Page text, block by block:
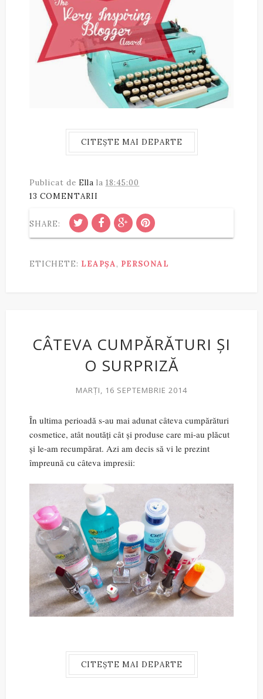
CITEȘTE MAI DEPARTE
Publicat de Ella la 18:45:00
13 COMENTARII
SHARE:
ETICHETE: LEAPȘA, PERSONAL
CÂTEVA CUMPĂRĂTURI ȘI
O SURPRIZĂ
MARȚI, 16 SEPTEMBRIE 2014
În ultima perioadă s-au mai adunat câteva cumpărături
cosmetice, atât noutăți cât și produse care mi-au plăcut
și le-am recumpărat. Azi am decis să vi le prezint
împreună cu câteva impresii:
CITEȘTE MAI DEPARTE